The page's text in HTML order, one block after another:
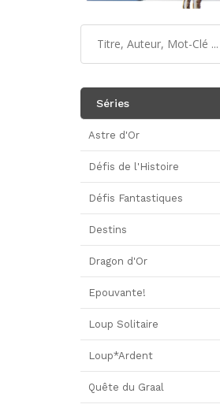
Séries
Astre d'Or
Défis de l'Histoire
Défis Fantastiques
Destins
Dragon d'Or
Epouvante!
Loup Solitaire
Loup*Ardent
Quête du Graal